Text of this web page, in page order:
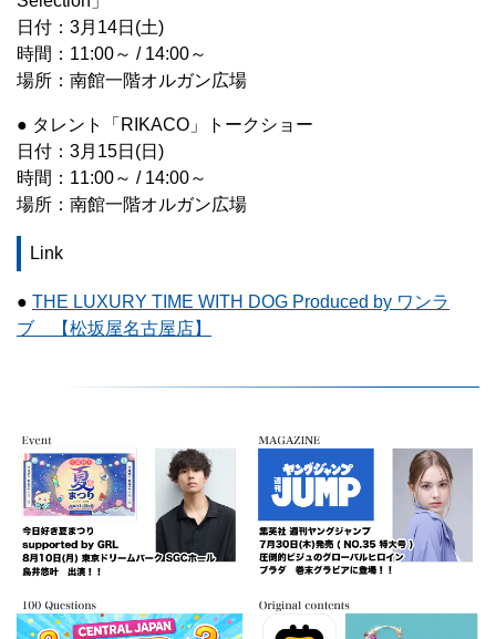
日付：3月14日(土)
時間：11:00～ / 14:00～
場所：南館一階オルガン広場
● タレント「RIKACO」トークショー
日付：3月15日(日)
時間：11:00～ / 14:00～
場所：南館一階オルガン広場
Link
● THE LUXURY TIME WITH DOG Produced by ワンラ
ブ 【松坂屋名古屋店】